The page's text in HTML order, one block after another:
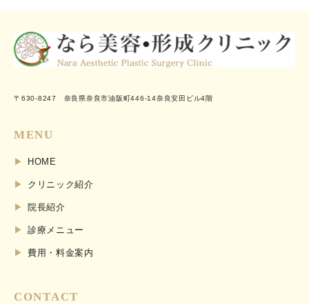
〒630-8247 奈良県奈良市油阪町446-14奈良安田ビル4階
MENU
HOME
クリニック紹介
院長紹介
診療メニュー
費用・料金案内
CONTACT